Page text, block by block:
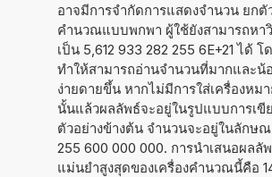
อาจมีการจำกัดการแสดงจำนวน ยกตั
คำนวณแบบพกพา ผู้ใช้ยังสามารถหา
เป็น 5,612 933 282 255 6E+21 ได้ โ
ทำให้สามารถอ่านจำนวนที่มากและน้
ง่ายดายขึ้น หากไม่มีการใส่เครื่องหม
นั้นแล้วผลลัพธ์จะอยู่ในรูปแบบการเ
ตัวอย่างข้างต้น จำนวนจะอยู่ในลักษณ
255 600 000 000. การนำเสนอผลลั
แม่นยำสูงสุดของเครื่องคำนวณนี้คือ